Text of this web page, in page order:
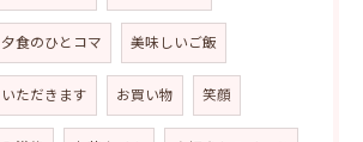
夕食のひとコマ 美味しいご飯
いただきます お買い物 笑顔